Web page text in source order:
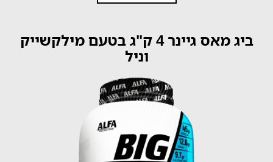
ביג מאס גיינר 4 ק"ג בטעם מילקשייק
וניל